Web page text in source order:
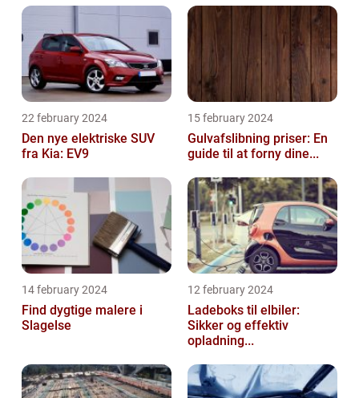
22 february 2024
Den nye elektriske SUV
fra Kia: EV9
15 february 2024
Gulvafslibning priser: En
guide til at forny dine...
14 february 2024
Find dygtige malere i
Slagelse
12 february 2024
Ladeboks til elbiler:
Sikker og effektiv
opladning...